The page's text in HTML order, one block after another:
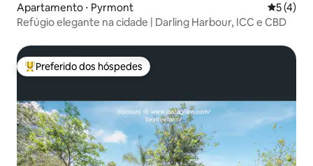
Apartamento ⋅ Pyrmont 5 de
5 (4)
Refúgio elegante na cidade | Darling Harbour, ICC e CBD
Entre os melhores preferidos dos hóspedes
Preferido dos hóspedes